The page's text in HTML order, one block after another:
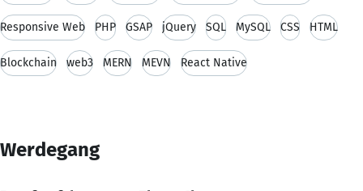
Responsive Web PHP GSAP jQuery SQL MySQL CSS HTML
Blockchain web3 MERN MEVN React Native
Werdegang